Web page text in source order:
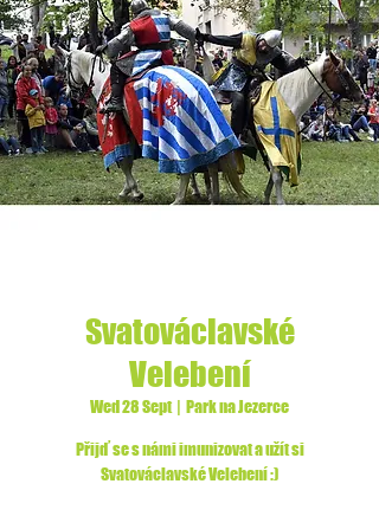
Svatováclavské
Velebení
Wed 28 Sept
  |
Park na Jezerce
Přijď se s námi imunizovat a užít si
Svatováclavské Velebení :)